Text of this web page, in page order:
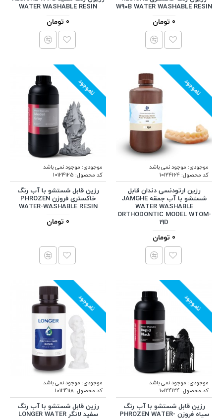
W90B WATER WASHABLE RESIN
0 تومان
WATER WASHABLE RESIN
0 تومان
ناموجود
موجودی: موجود نمی باشد
کد محصول:10124164
رزین ارتودنسی دندان قابل
شستشو با آب جمقه JAMGHE
WATER WASHABLE
ORTHODONTIC MODEL WTOM-
19D
0 تومان
ناموجود
موجودی: موجود نمی باشد
کد محصول: 10124125
رزین قابل شستشو با آب رنگ
خاکستری فروزن PHROZEN
WATER-WASHABLE RESIN
0 تومان
ناموجود
موجودی: موجود نمی باشد
کد محصول:10124124
رزین قابل شستشو با آب رنگ
سیاه فروزن PHROZEN WATER-
ناموجود
موجودی: موجود نمی باشد
کد محصول:10124118
رزین قابل شستشو با آب رنگ
سفید لانگر LONGER WATER